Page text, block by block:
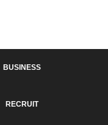
BUSINESS
RECRUIT